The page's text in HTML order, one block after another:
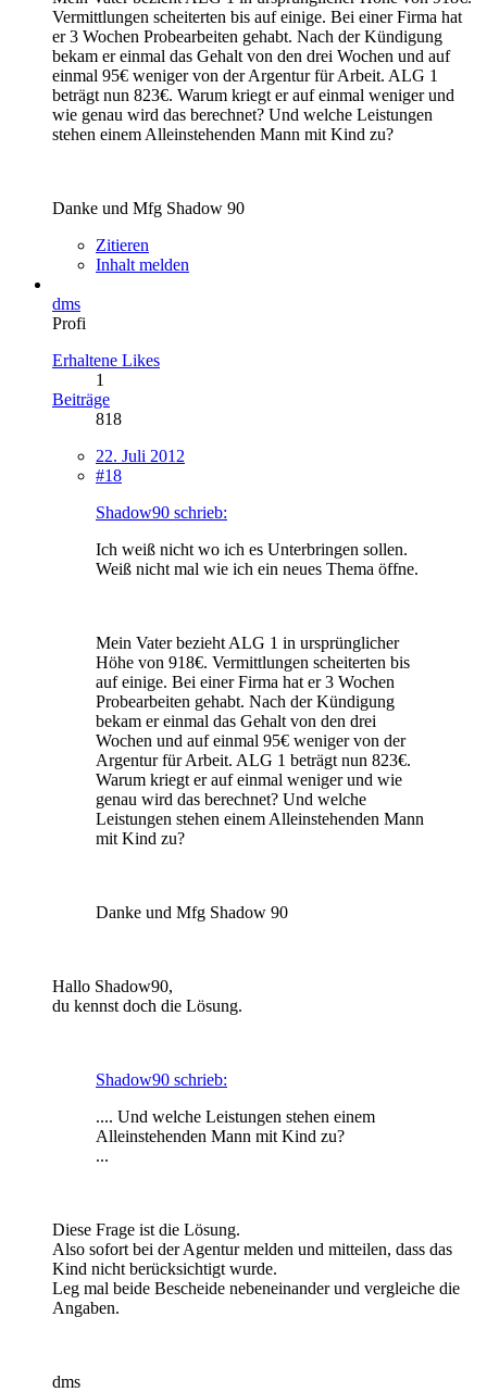
Vermittlungen scheiterten bis auf einige. Bei einer Firma hat
er 3 Wochen Probearbeiten gehabt. Nach der Kündigung
bekam er einmal das Gehalt von den drei Wochen und auf
einmal 95€ weniger von der Argentur für Arbeit. ALG 1
beträgt nun 823€. Warum kriegt er auf einmal weniger und
wie genau wird das berechnet? Und welche Leistungen
stehen einem Alleinstehenden Mann mit Kind zu?
Danke und Mfg Shadow 90
Zitieren
Inhalt melden
dms
Profi
Erhaltene Likes
1
Beiträge
818
22. Juli 2012
#18
Shadow90 schrieb:
Ich weiß nicht wo ich es Unterbringen sollen.
Weiß nicht mal wie ich ein neues Thema öffne.
Mein Vater bezieht ALG 1 in ursprünglicher
Höhe von 918€. Vermittlungen scheiterten bis
auf einige. Bei einer Firma hat er 3 Wochen
Probearbeiten gehabt. Nach der Kündigung
bekam er einmal das Gehalt von den drei
Wochen und auf einmal 95€ weniger von der
Argentur für Arbeit. ALG 1 beträgt nun 823€.
Warum kriegt er auf einmal weniger und wie
genau wird das berechnet? Und welche
Leistungen stehen einem Alleinstehenden Mann
mit Kind zu?
Danke und Mfg Shadow 90
Hallo Shadow90,
du kennst doch die Lösung.
Shadow90 schrieb:
.... Und welche Leistungen stehen einem
Alleinstehenden Mann mit Kind zu?
...
Diese Frage ist die Lösung.
Also sofort bei der Agentur melden und mitteilen, dass das
Kind nicht berücksichtigt wurde.
Leg mal beide Bescheide nebeneinander und vergleiche die
Angaben.
dms